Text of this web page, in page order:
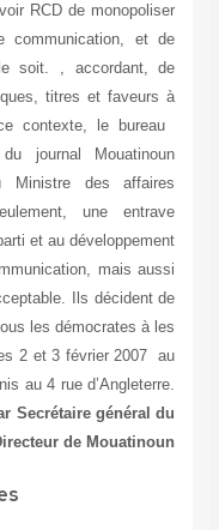
RCD de monopoliser
communication, et de
soit. , accordant, de
titres et faveurs à
contexte, le bureau
journal Mouatinoun
Ministre des affaires
une entrave
et au développement
mais aussi
Ils décident de
les démocrates à les
2 et 3 février 2007 au
au 4 rue d’Angleterre.
Secrétaire général du
de Mouatinoun